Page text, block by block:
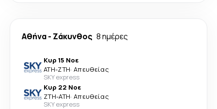
Αθήνα- Ζάκυνθος 8 ημέρες
Κυρ 15 Νοε
ATH-ZTH· Απευθείας
SKY express
Κυρ 22 Νοε
ZTH-ATH· Απευθείας
SKY express